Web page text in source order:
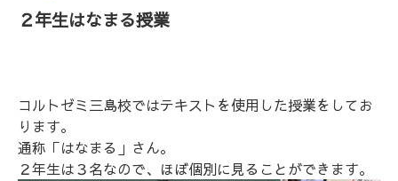
２年生はなまる授業
コルトゼミ三島校ではテキストを使用した授業をしてお
ります。
通称「はなまる」さん。
２年生は３名なので、ほぼ個別に見ることができます。